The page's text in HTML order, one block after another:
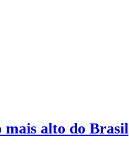
mais alto do Brasil